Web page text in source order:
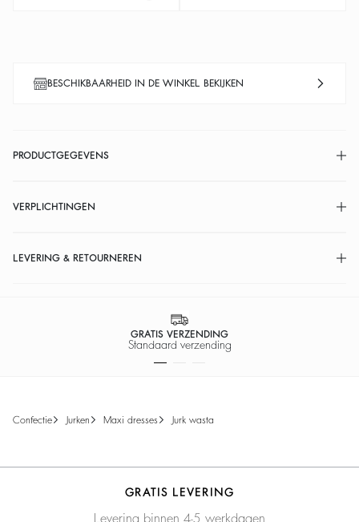
BESCHIKBAARHEID IN DE WINKEL BEKIJKEN
PRODUCTGEGEVENS
VERPLICHTINGEN
LEVERING & RETOURNEREN
GRATIS VERZENDING
Standaard verzending
confectie jurken maxi dresses jurk wasta
GRATIS LEVERING
Levering binnen 4-5 werkdagen